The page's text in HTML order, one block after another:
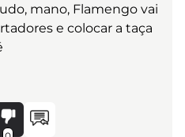
mano, Flamengo vai
e colocar a taça